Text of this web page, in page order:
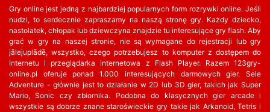
Gry online jest jedną z najbardziej popularnych form rozrywki online. Jeśli
nudzi, to serdecznie zapraszamy na naszą stronę gry. Każdy dziecko,
nastolatek, chłopak lub dziewczyna znajdzie tu interesujące gry flash. Aby
grać w gry na naszej stronie, nie są wymagane do rejestracji lub gry
jālejuplādē, wszystko, czego potrzebujesz to komputer z dostępem do
Internetu i przeglądarka internetowa z Flash Player. Razem 123gry-
online.pl oferuje ponad 1.000 interesujących darmowych gier. Sele
Adventure - głównie jest to działanie w 2D lub 3D gier, takich jak Super
Mario, Sonic czy zbiornika. Podobna do klasycznych gier arcade i
wszystkie są dobrze znane staroświeckie gry takie jak Arkanoid, Tetris i